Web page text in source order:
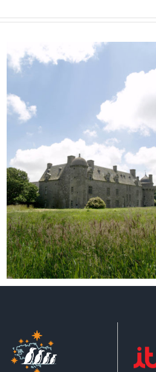
Les façades Est et Sud